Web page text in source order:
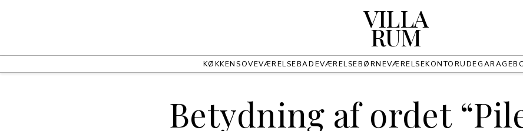
VILLA
RUM
KØKKENSOVEVÆRELSEBADEVÆRELSEBØRNEVÆRELSEKONTORUDEGARAGE
Betydning af ordet